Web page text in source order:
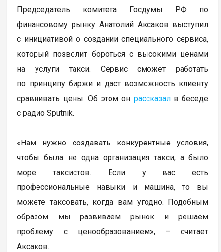
Председатель комитета Госдумы РФ по
финансовому рынку Анатолий Аксаков выступил
с инициативой о создании специального сервиса,
который позволит бороться с высокими ценами
на услуги такси. Сервис сможет работать
по принципу биржи и даст возможность клиенту
сравнивать цены. Об этом он рассказалв беседе
с радио Sputnik.
«Нам нужно создавать конкурентные условия,
чтобы была не одна организация такси, а было
море таксистов. Если у вас есть
профессиональные навыки и машина, то вы
можете таксовать, когда вам угодно. Подобным
образом мы развиваем рынок и решаем
проблему с ценообразованием», – считает
Аксаков.